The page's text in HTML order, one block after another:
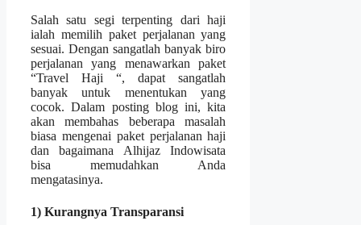
Salah satu segi terpenting dari haji
ialah memilih paket perjalanan yang
sesuai. Dengan sangatlah banyak biro
perjalanan yang menawarkan paket
“Travel Haji “, dapat sangatlah
banyak untuk menentukan yang
cocok. Dalam posting blog ini, kita
akan membahas beberapa masalah
biasa mengenai paket perjalanan haji
dan bagaimana Alhijaz Indowisata
bisa memudahkan Anda
mengatasinya.
1) Kurangnya Transparansi